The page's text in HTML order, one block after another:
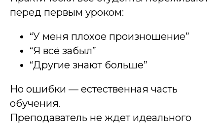
перед первым уроком:
“У меня плохое произношение”
“Я всё забыл”
“Другие знают больше”
Но ошибки — естественная часть
обучения.
Преподаватель не ждет идеального